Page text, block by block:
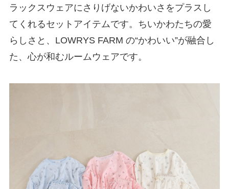
ラックスウェアにさりげないかわいさをプラスし
てくれるセットアイテムです。ちいかわたちの愛
らしさと、LOWRYS FARM の“かわいい”が融合し
た、心が和むルームウェアです。